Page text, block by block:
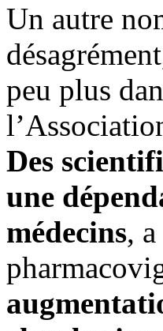
Un autre
peu plus
Des
une
médecins,